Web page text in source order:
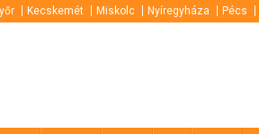
Kecskemét Miskolc Nyíregyháza Pécs